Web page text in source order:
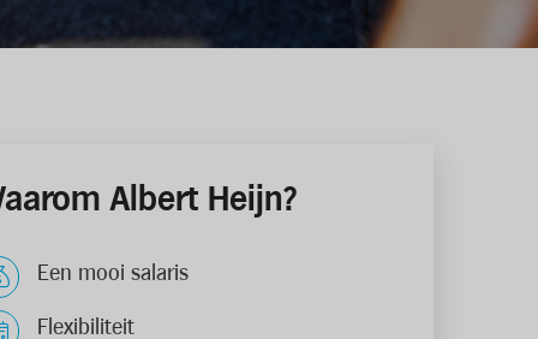
Albert Heijn?
Een mooi salaris
Flexibiliteit